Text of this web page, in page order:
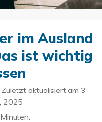
im Ausland
ist wichtig
Zuletzt aktualisiert am 3
2025
Minuten.